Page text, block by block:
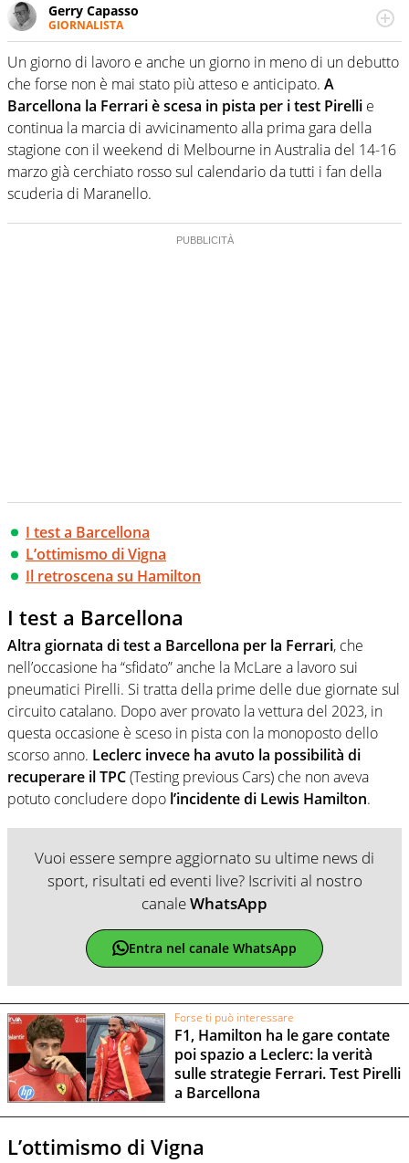
Gerry Capasso
GIORNALISTA
Per lui gli sport americani non hanno segreti: basket,
football, baseball e la capacità innata di trovare la notizia
dove altri non vedono granché
Un giorno di lavoro e anche un giorno in meno di un debutto
che forse non è mai stato più atteso e anticipato. A
Barcellona la Ferrari è scesa in pista per i test Pirelli e
continua la marcia di avvicinamento alla prima gara della
stagione con il weekend di Melbourne in Australia del 14-16
marzo già cerchiato rosso sul calendario da tutti i fan della
scuderia di Maranello.
I test a Barcellona
L’ottimismo di Vigna
Il retroscena su Hamilton
I test a Barcellona
Altra giornata di test a Barcellona per la Ferrari, che
nell’occasione ha “sfidato” anche la McLare a lavoro sui
pneumatici Pirelli. Si tratta della prime delle due giornate sul
circuito catalano. Dopo aver provato la vettura del 2023, in
questa occasione è sceso in pista con la monoposto dello
scorso anno. Leclerc invece ha avuto la possibilità di
recuperare il TPC(Testing previous Cars) che non aveva
potuto concludere dopo l’incidente di Lewis Hamilton.
Vuoi essere sempre aggiornato su ultime news di
sport, risultati ed eventi live? Iscriviti al nostro
canaleWhatsApp
Entra nel canale WhatsApp
Forse ti può interessare
F1, Hamilton ha le gare contate
poi spazio a Leclerc: la verità
sulle strategie Ferrari. Test Pirelli
a Barcellona
L’ottimismo di Vigna